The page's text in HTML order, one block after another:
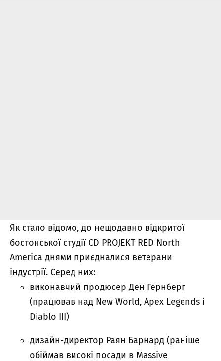
Як стало відомо, до нещодавно відкритої
бостонської студії CD PROJEKT RED North
America днями приєдналися ветерани
індустрії. Серед них:
виконавчий продюсер Ден Гернберг
(працював над New World, Apex Legends і
Diablo III)
дизайн-директор Раян Барнард (раніше
обіймав високі посади в Massive